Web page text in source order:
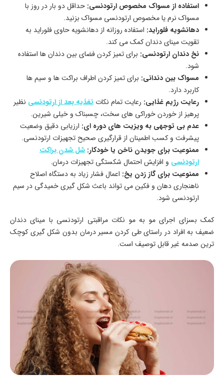
استفاده از مسواک مخصوص ارتودنسی: حداقل دو بار در روز با
مسواک نرم یا مخصوص ارتودنسی مسواک بزنید.
دهانشویه فلوراید: استفاده روزانه از دهانشویه حاوی فلوراید به
تقویت مينای دندان کمک می کند.
نخ دندان ارتودنسی: برای تمیز کردن فضای بین دندان ها استفاده
شود.
مسواک بین دندانی: برای تمیز کردن اطراف براکت ها و سیم ها
کاربرد دارد.
رعایت رژیم غذایی: رعایت تمام نکات تغذیه بعد از ارتودنسی نظیر
پرهیز از خوردن خوراکی های سخت، چسبناک و خیلی شیرین.
عدم بی توجهی به ویزیت های دوره ای: ارزیابی دقیق وضعیت
پیشرفت و کسب اطمینان از قرارگیری صحیح تجهیزات ارتودنسی.
ممنوعیت برای جویدن ناخن یا خودکار: شل شدن براکت
ارتودنسی و افزایش احتمال شکستگی تجهیزات درمان.
ممنوعیت برای گاز زدن یخ: اعمال فشار زیاد به دستگاه اصلاح
ناهنجاری دهان و فکین می تواند باعث شکل گیری خمیدگی در سیم
ارتودنسی شود.
کمک بسزای اجرای مو به مو نکات مراقبتی ارتودنسی با مینای دندان
ضعیف به افراد در راستای طی کردن مسیر درمان بدون شکل گیری کوچک
ترین صدمه غیر قابل توصیف است.